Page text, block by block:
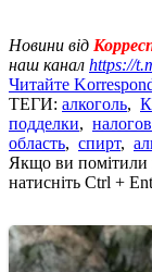
Новини від
наш канал https://
Читайте
ТЕГИ: алкоголь,
подделки,
область, спирт,
Якщо ви помітили
натисніть Ctrl +